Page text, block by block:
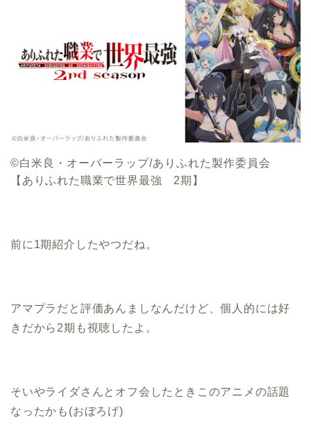
©白米良・オーバーラップ/ありふれた製作委員会
【ありふれた職業で世界最強 2期】
前に1期紹介したやつだね。
アマプラだと評価あんましなんだけど、個人的には好
きだから2期も視聴したよ。
そいやライダさんとオフ会したときこのアニメの話題
なったかも(おぼろげ)